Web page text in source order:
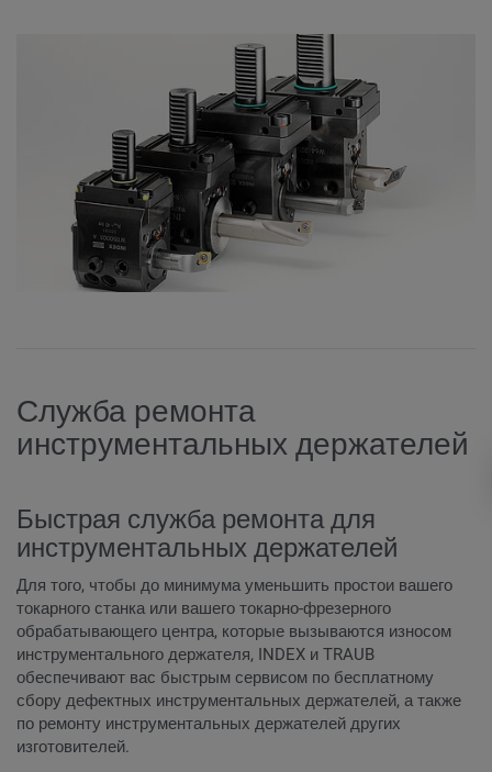
Служба ремонта
инструментальных держателей
Быстрая служба ремонта для
инструментальных держателей
Для того, чтобы до минимума уменьшить простои вашего
токарного станка или вашего токарно-фрезерного
обрабатывающего центра, которые вызываются износом
инструментального держателя, INDEX и TRAUB
обеспечивают вас быстрым сервисом по бесплатному
сбору дефектных инструментальных держателей, а также
по ремонту инструментальных держателей других
изготовителей.